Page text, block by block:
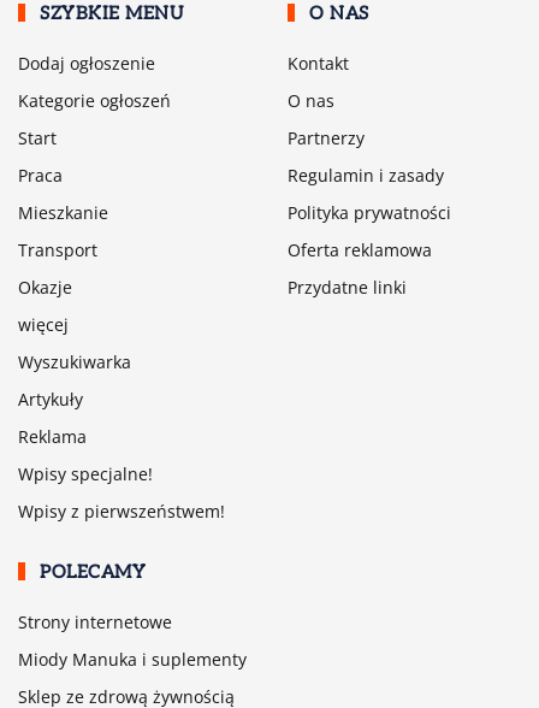
SZYBKIE MENU
Dodaj ogłoszenie
Kategorie ogłoszeń
Start
Praca
Mieszkanie
Transport
Okazje
więcej
Wyszukiwarka
Artykuły
Reklama
Wpisy specjalne!
Wpisy z pierwszeństwem!
O NAS
Kontakt
O nas
Partnerzy
Regulamin i zasady
Polityka prywatności
Oferta reklamowa
Przydatne linki
POLECAMY
Strony internetowe
Miody Manuka i suplementy
Sklep ze zdrową żywnością